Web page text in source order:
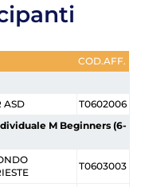
COD.AFF.
ASD
T0602006
M Beginners (6-
T0603003